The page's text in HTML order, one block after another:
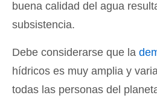
buena calidad del agua
subsistencia.
Debe considerarse que la
hídricos es muy amplia y
todas las personas del